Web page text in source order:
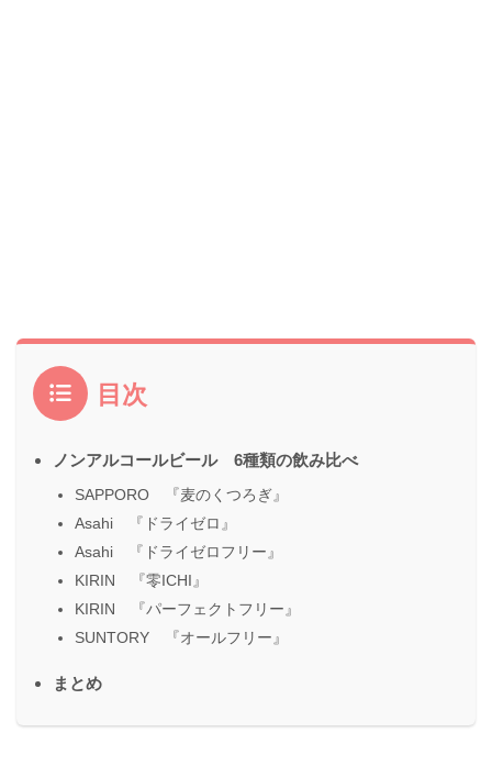
目次
ノンアルコールビール 6種類の飲み比べ
SAPPORO 『麦のくつろぎ』
Asahi 『ドライゼロ』
Asahi 『ドライゼロフリー』
KIRIN 『零ICHI』
KIRIN 『パーフェクトフリー』
SUNTORY 『オールフリー』
まとめ